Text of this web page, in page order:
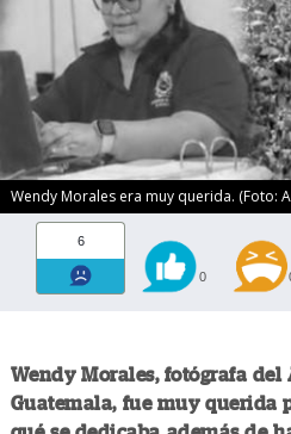
Wendy Morales era muy querida. (Foto:
6
0
Wendy Morales, fotógrafa del
Guatemala, fue muy querida